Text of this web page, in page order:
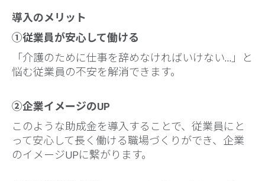
導入のメリット
①従業員が安心して働ける
「介護のために仕事を辞めなければいけない…」と
悩む従業員の不安を解消できます。
②企業イメージのUP
このような助成金を導入することで、従業員にと
って安心して長く働ける職場づくりができ、企業
のイメージUPに繋がります。